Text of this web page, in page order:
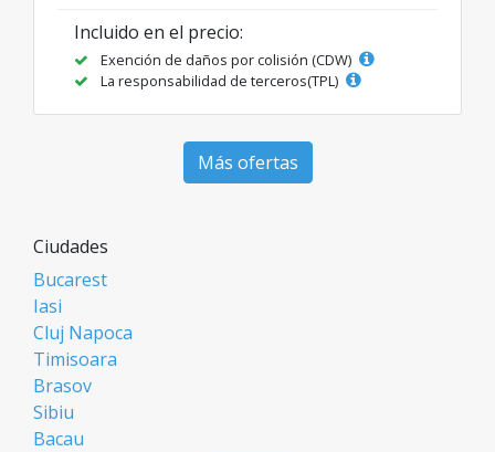
Incluido en el precio:
Exención de daños por colisión (CDW)
La responsabilidad de terceros(TPL)
Más ofertas
Ciudades
Bucarest
Iasi
Cluj Napoca
Timisoara
Brasov
Sibiu
Bacau